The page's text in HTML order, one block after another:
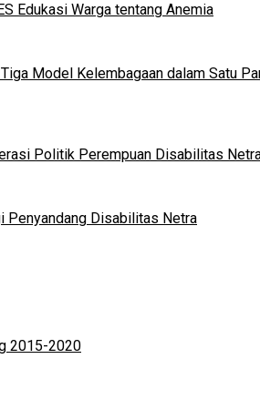
Edukasi Warga tentang Anemia
Model Kelembagaan dalam Satu
Politik Perempuan Disabilitas
Penyandang Disabilitas Netra
2015-2020